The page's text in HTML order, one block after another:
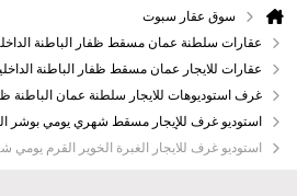
سوق عقار سبوت
عقارات سلطنة عمان مسقط ظفار الباطنة
عقارات للايجار عمان مسقط ظفار الباطنة
غرف استوديوهات للايجار سلطنة عمان الباطنة
استوديو غرف للإيجار مسقط شهري يومي بوشر
استوديو غرف للايجار الغبرة الخوير القرم